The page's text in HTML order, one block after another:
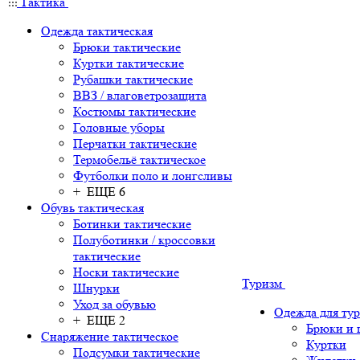
Одежда тактическая
Брюки тактические
Куртки тактические
Рубашки тактические
ВВЗ / влаговетрозащита
Костюмы тактические
Головные уборы
Перчатки тактические
Термобельё тактическое
Футболки поло и лонгсливы
+ ЕЩЕ 6
Обувь тактическая
Ботинки тактические
Полуботинки / кроссовки
тактические
Носки тактические
Шнурки
Уход за обувью
+ ЕЩЕ 2
Снаряжение тактическое
Подсумки тактические
Туризм
Одежда для
Брюки и
Куртки